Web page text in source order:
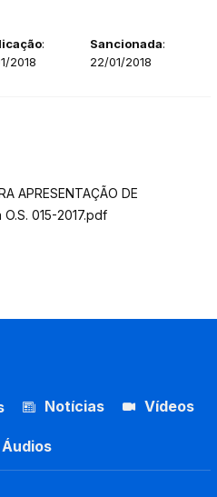
:
2018
Sancionada:
22/01/2018
APRESENTAÇÃO DE
015-2017.pdf
Notícias Vídeos
Áudios